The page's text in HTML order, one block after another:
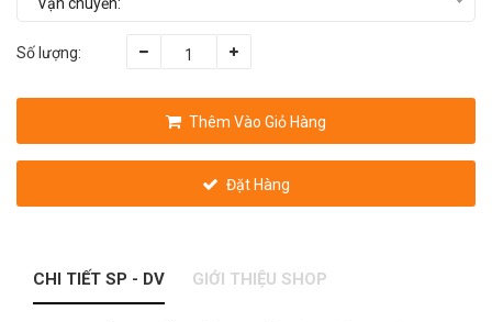
Số lượng:
Thêm Vào Giỏ Hàng
Đặt Hàng
CHI TIẾT SP - DV GIỚI THIỆU SHOP